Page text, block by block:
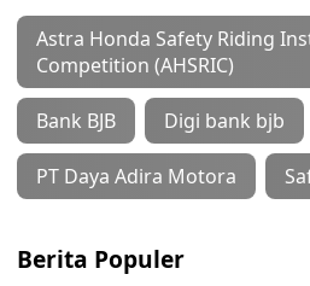
Astra Honda Safety Riding
Competition (AHSRIC)
Bank BJB Digi bank bjb
PT Daya Adira Motora
Berita Populer